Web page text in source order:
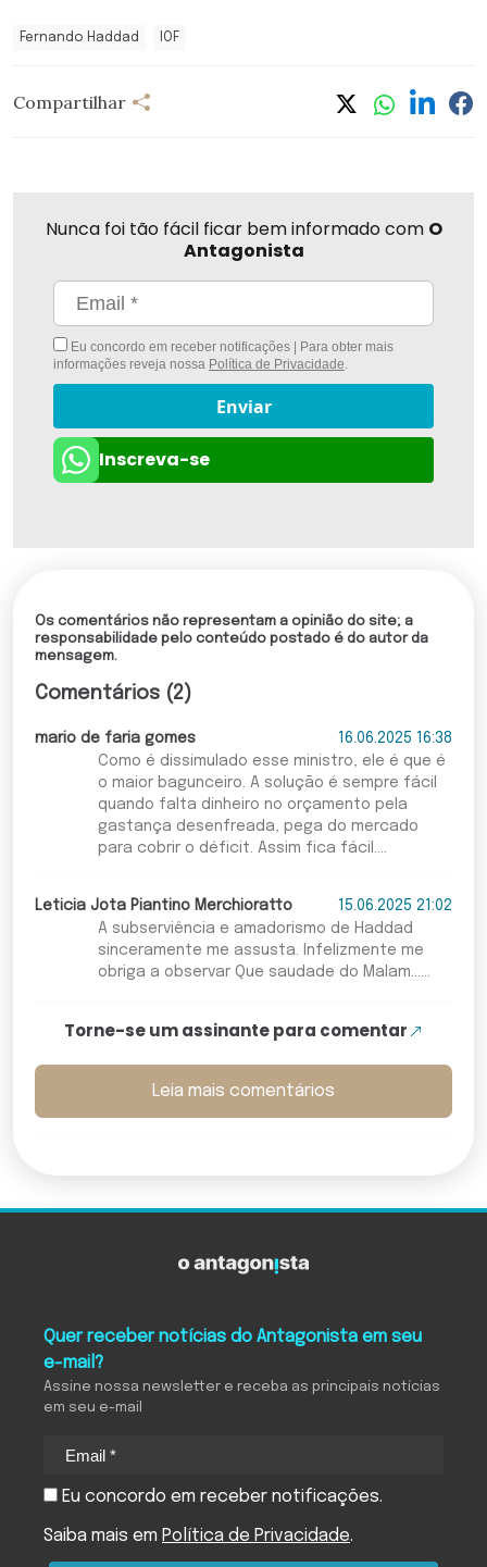
Fernando Haddad IOF
Compartilhar
Nunca foi tão fácil ficar bem informado com O
Antagonista
Eu concordo em receber notificações | Para obter mais
informações reveja nossa Política de Privacidade.
Enviar
Inscreva-se
Os comentários não representam a opinião do site; a
responsabilidade pelo conteúdo postado é do autor da
mensagem.
Comentários (2)
mario de faria gomes
16.06.2025 16:38
Como é dissimulado esse ministro, ele é que é
o maior bagunceiro. A solução é sempre fácil
quando falta dinheiro no orçamento pela
gastança desenfreada, pega do mercado
para cobrir o déficit. Assim fica fácil....
Leticia Jota Piantino Merchioratto
15.06.2025 21:02
A subserviência e amadorismo de Haddad
sinceramente me assusta. Infelizmente me
obriga a observar Que saudade do Malam......
Torne-se um assinante para comentar
Leia mais comentários
Quer receber notícias do Antagonista em seu
e-mail?
Assine nossa newsletter e receba as principais notícias
em seu e-mail
Eu concordo em receber notificações.
Saiba mais em Política de Privacidade.